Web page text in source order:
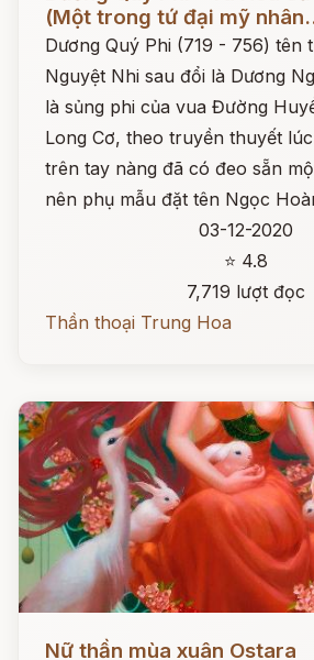
(Một trong tứ đại mỹ
Dương Quý Phi (719 - 756) tên
Nguyệt Nhi sau đổi là Dương
là sủng phi của vua Đường
Long Cơ, theo truyền thuyết
trên tay nàng đã có đeo sẵn
nên phụ mẫu đặt tên Ngọc
03-12-2020
⭐ 4.8
7,719 lượt đọc
Thần thoại Trung Hoa
Nữ thần mùa xuân Ostara